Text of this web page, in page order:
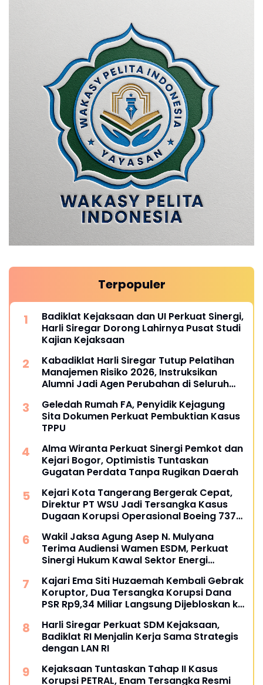
Terpopuler
Badiklat Kejaksaan dan UI Perkuat Sinergi,
Harli Siregar Dorong Lahirnya Pusat Studi
Kajian Kejaksaan
Kabadiklat Harli Siregar Tutup Pelatihan
Manajemen Risiko 2026, Instruksikan
Alumni Jadi Agen Perubahan di Seluruh
Geledah Rumah FA, Penyidik Kejagung
Sita Dokumen Perkuat Pembuktian Kasus
TPPU
Alma Wiranta Perkuat Sinergi Pemkot dan
Kejari Bogor, Optimistis Tuntaskan
Gugatan Perdata Tanpa Rugikan Daerah
Kejari Kota Tangerang Bergerak Cepat,
Direktur PT WSU Jadi Tersangka Kasus
Dugaan Korupsi Operasional Boeing 737-
Wakil Jaksa Agung Asep N. Mulyana
Terima Audiensi Wamen ESDM, Perkuat
Sinergi Hukum Kawal Sektor Energi
Kajari Ema Siti Huzaemah Kembali Gebrak
Koruptor, Dua Tersangka Korupsi Dana
PSR Rp9,34 Miliar Langsung Dijebloskan ke
Harli Siregar Perkuat SDM Kejaksaan,
Badiklat RI Menjalin Kerja Sama Strategis
dengan LAN RI
Kejaksaan Tuntaskan Tahap II Kasus
Korupsi PETRAL, Enam Tersangka Resmi